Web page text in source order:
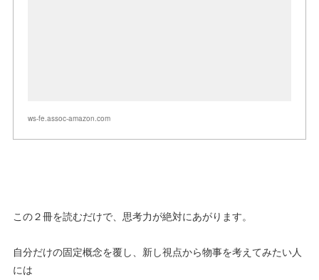
ws-fe.assoc-amazon.com
この２冊を読むだけで、思考力が絶対にあがります。
自分だけの固定概念を覆し、新し視点から物事を考えてみたい人
には